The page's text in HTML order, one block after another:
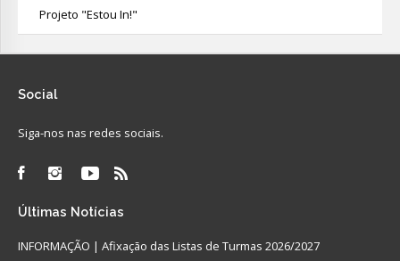
Projeto "Estou In!"
Social
Siga-nos nas redes sociais.
Últimas Notícias
INFORMAÇÃO | Afixação das Listas de Turmas 2026/2027